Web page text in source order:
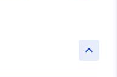
keyboard_arrow_up